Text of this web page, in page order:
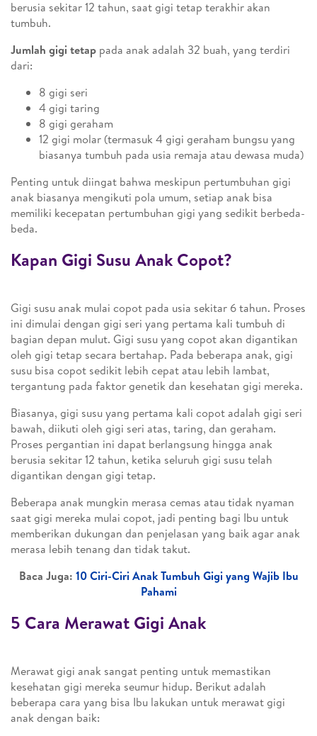
berusia sekitar 12 tahun, saat gigi tetap terakhir akan
tumbuh.
Jumlah gigi tetap pada anak adalah 32 buah, yang terdiri
dari:
8 gigi seri
4 gigi taring
8 gigi geraham
12 gigi molar (termasuk 4 gigi geraham bungsu yang
biasanya tumbuh pada usia remaja atau dewasa muda)
Penting untuk diingat bahwa meskipun pertumbuhan gigi
anak biasanya mengikuti pola umum, setiap anak bisa
memiliki kecepatan pertumbuhan gigi yang sedikit berbeda-
beda.
Kapan Gigi Susu Anak Copot?
Gigi susu anak mulai copot pada usia sekitar 6 tahun. Proses
ini dimulai dengan gigi seri yang pertama kali tumbuh di
bagian depan mulut. Gigi susu yang copot akan digantikan
oleh gigi tetap secara bertahap. Pada beberapa anak, gigi
susu bisa copot sedikit lebih cepat atau lebih lambat,
tergantung pada faktor genetik dan kesehatan gigi mereka.
Biasanya, gigi susu yang pertama kali copot adalah gigi seri
bawah, diikuti oleh gigi seri atas, taring, dan geraham.
Proses pergantian ini dapat berlangsung hingga anak
berusia sekitar 12 tahun, ketika seluruh gigi susu telah
digantikan dengan gigi tetap.
Beberapa anak mungkin merasa cemas atau tidak nyaman
saat gigi mereka mulai copot, jadi penting bagi Ibu untuk
memberikan dukungan dan penjelasan yang baik agar anak
merasa lebih tenang dan tidak takut.
Baca Juga: 10 Ciri-Ciri Anak Tumbuh Gigi yang Wajib Ibu
Pahami
5 Cara Merawat Gigi Anak
Merawat gigi anak sangat penting untuk memastikan
kesehatan gigi mereka seumur hidup. Berikut adalah
beberapa cara yang bisa Ibu lakukan untuk merawat gigi
anak dengan baik: